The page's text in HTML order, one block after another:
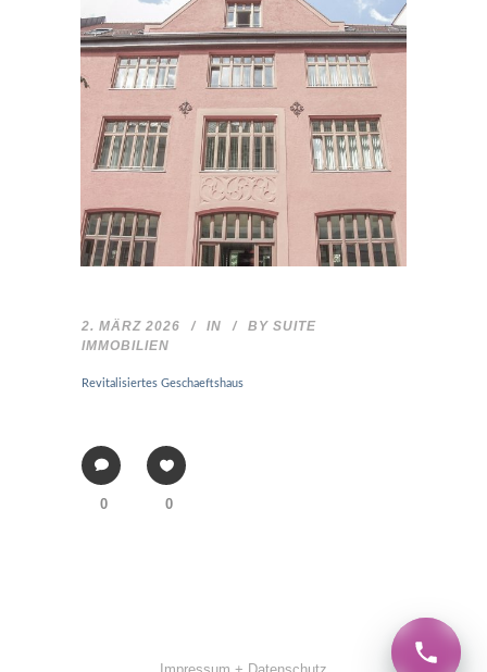
2. MÄRZ 2026 IN BY SUITE
IMMOBILIEN
Revitalisiertes Geschaeftshaus
0 0